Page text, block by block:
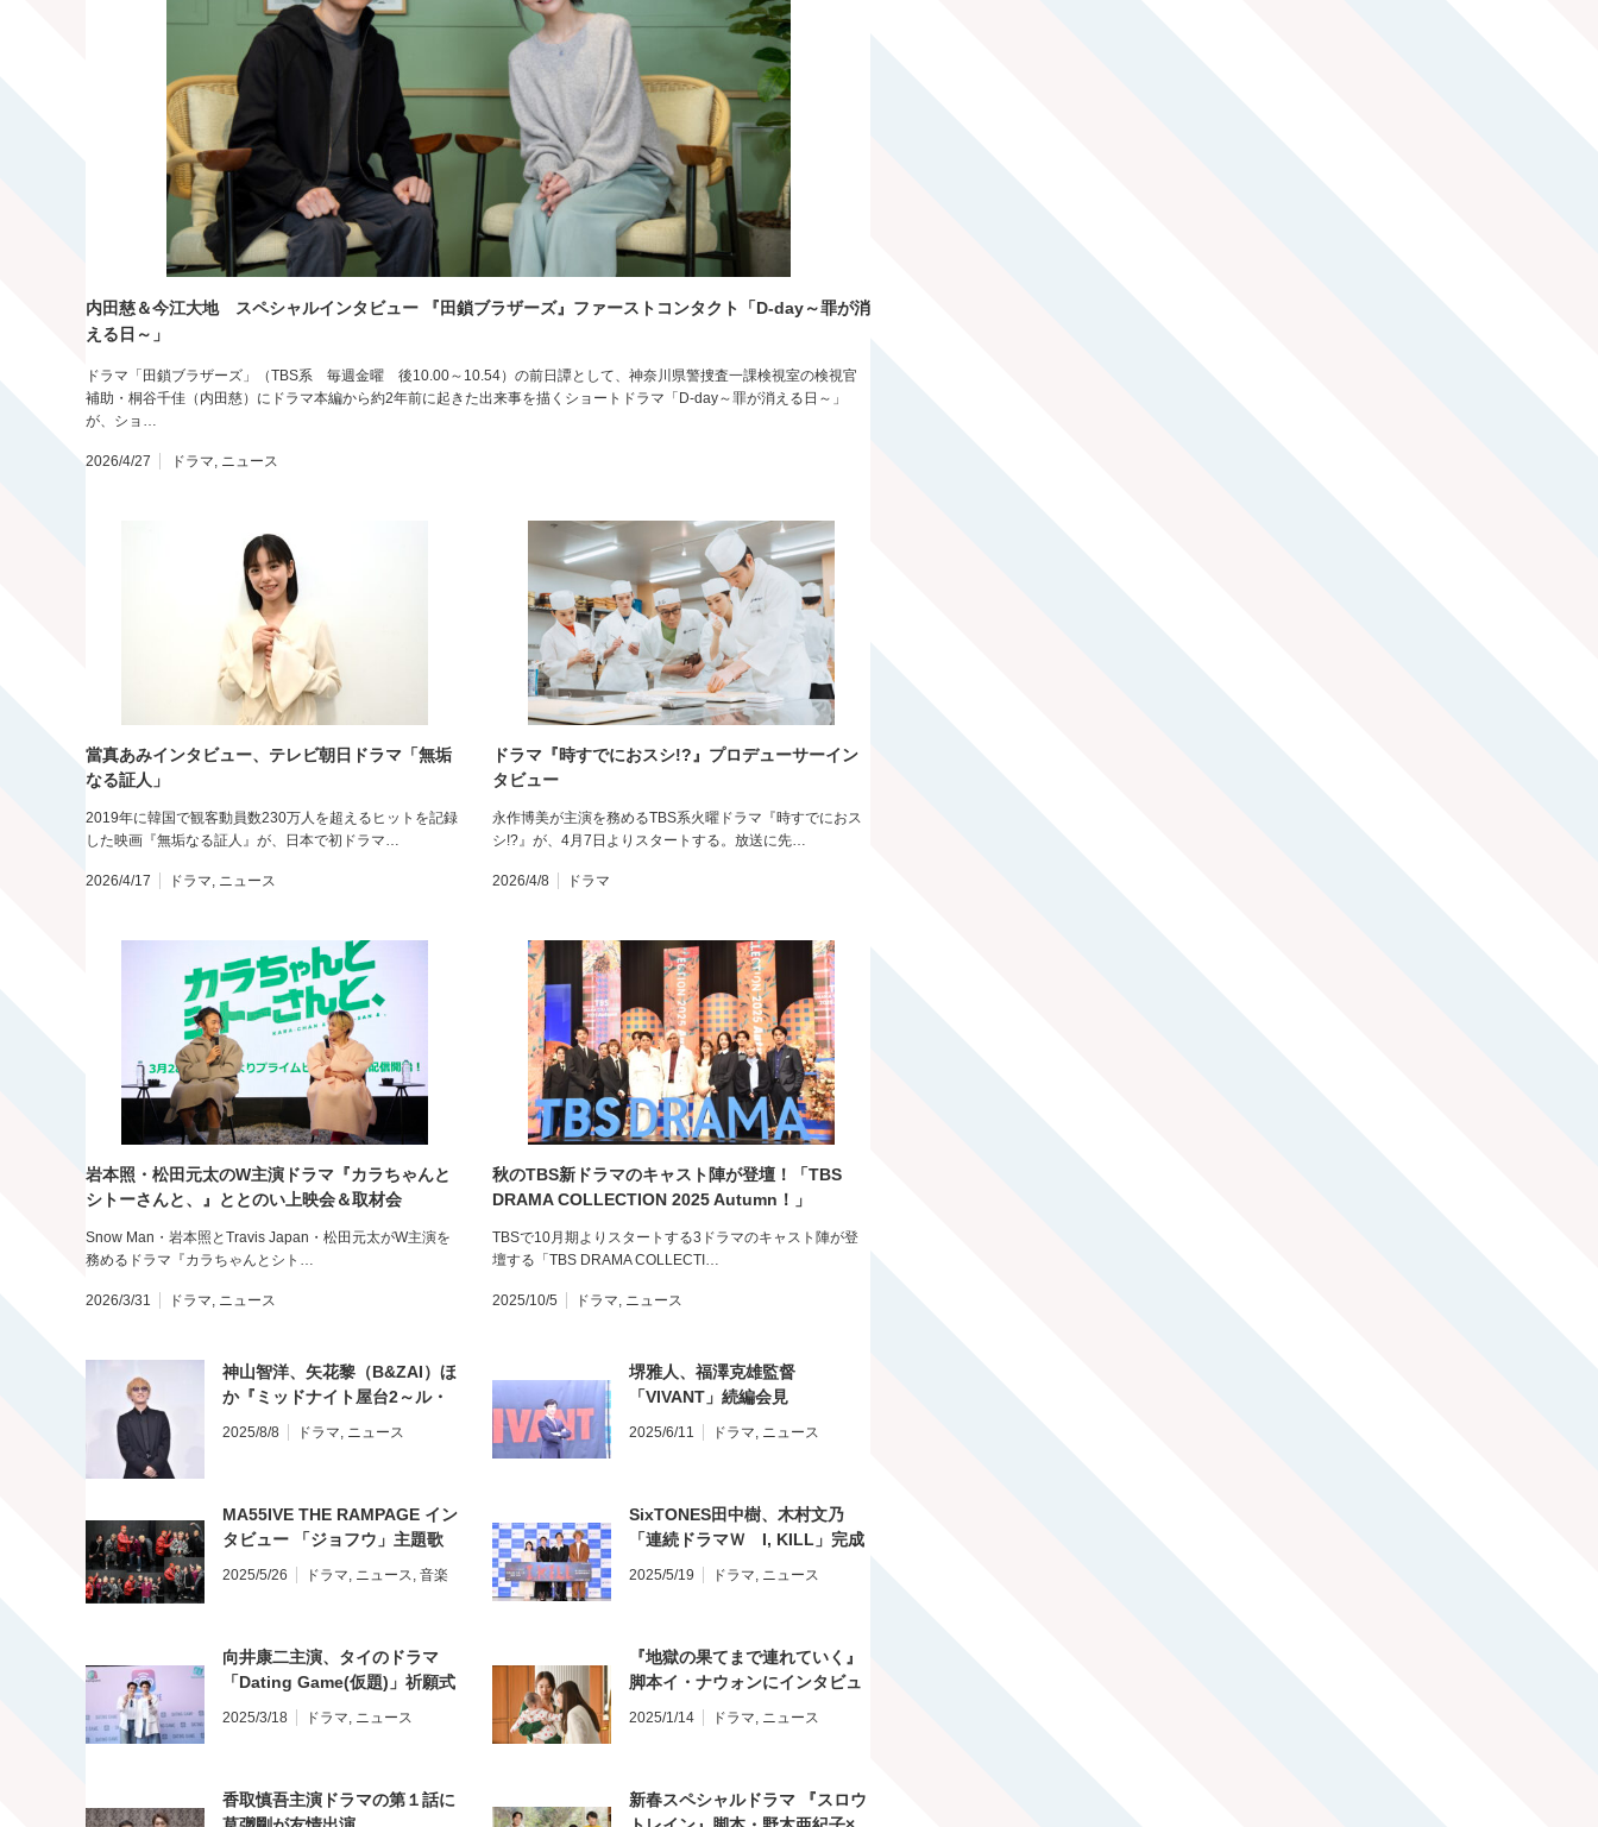
内田慈＆今江大地 スペシャルインタビュー 『田鎖ブラザーズ』ファーストコンタクト「D-day～罪が消
える日～」
ドラマ「田鎖ブラザーズ」（TBS系 毎週金曜 後10.00～10.54）の前日譚として、神奈川県警捜査一課検視室の検視官
補助・桐谷千佳（内田慈）にドラマ本編から約2年前に起きた出来事を描くショートドラマ「D-day～罪が消える日～」
が、ショ…
2026/4/27 ドラマ, ニュース
當真あみインタビュー、テレビ朝日ドラマ「無垢
なる証人」
2019年に韓国で観客動員数230万人を超えるヒットを記録
した映画『無垢なる証人』が、日本で初ドラマ…
2026/4/17 ドラマ, ニュース
ドラマ『時すでにおスシ!?』プロデューサーイン
タビュー
永作博美が主演を務めるTBS系火曜ドラマ『時すでにおス
シ!?』が、4月7日よりスタートする。放送に先…
2026/4/8 ドラマ
岩本照・松田元太のW主演ドラマ『カラちゃんと
シトーさんと、』ととのい上映会＆取材会
Snow Man・岩本照とTravis Japan・松田元太がW主演を
務めるドラマ『カラちゃんとシト…
2026/3/31 ドラマ, ニュース
秋のTBS新ドラマのキャスト陣が登壇！「TBS
DRAMA COLLECTION 2025 Autumn！」
TBSで10月期よりスタートする3ドラマのキャスト陣が登
壇する「TBS DRAMA COLLECTI…
2025/10/5 ドラマ, ニュース
神山智洋、矢花黎（B&ZAI）ほ
か『ミッドナイト屋台2～ル・
モンドゥ～』配信記念スペシャ
ルトークイベント
2025/8/8 ドラマ, ニュース
堺雅人、福澤克雄監督
「VIVANT」続編会見
2025/6/11 ドラマ, ニュース
MA55IVE THE RAMPAGE イン
タビュー 「ジョフウ」主題歌
2025/5/26 ドラマ, ニュース, 音楽
SixTONES田中樹、木村文乃
「連続ドラマＷ I, KILL」完成
2025/5/19 ドラマ, ニュース
向井康二主演、タイのドラマ
「Dating Game(仮題)」祈願式
＆記者会見
2025/3/18 ドラマ, ニュース
『地獄の果てまで連れていく』
脚本イ・ナウォンにインタビュ
2025/1/14 ドラマ, ニュース
香取慎吾主演ドラマの第１話に
新春スペシャルドラマ 『スロウ